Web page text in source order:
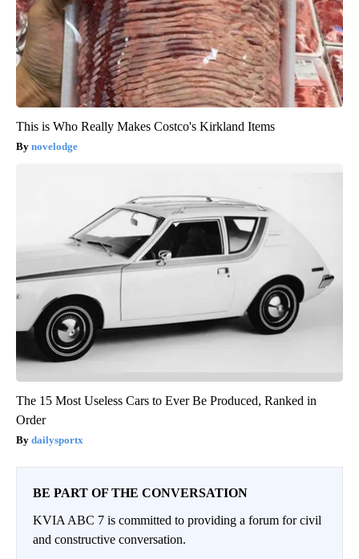
This is Who Really Makes Costco's Kirkland Items
novelodge
The 15 Most Useless Cars to Ever Be Produced, Ranked in
Order
dailysportx
BE PART OF THE CONVERSATION
KVIA ABC 7 is committed to providing a forum for civil
and constructive conversation.